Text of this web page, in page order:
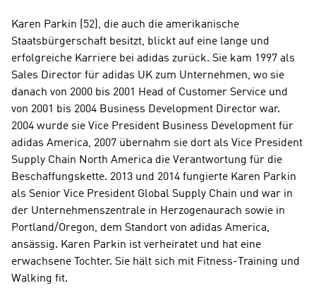
Karen Parkin (52), die auch die amerikanische
Staatsbürgerschaft besitzt, blickt auf eine lange und
erfolgreiche Karriere bei adidas zurück. Sie kam 1997 als
Sales Director für adidas UK zum Unternehmen, wo sie
danach von 2000 bis 2001 Head of Customer Service und
von 2001 bis 2004 Business Development Director war.
2004 wurde sie Vice President Business Development für
adidas America, 2007 übernahm sie dort als Vice President
Supply Chain North America die Verantwortung für die
Beschaffungskette. 2013 und 2014 fungierte Karen Parkin
als Senior Vice President Global Supply Chain und war in
der Unternehmenszentrale in Herzogenaurach sowie in
Portland/Oregon, dem Standort von adidas America,
ansässig. Karen Parkin ist verheiratet und hat eine
erwachsene Tochter. Sie hält sich mit Fitness-Training und
Walking fit.